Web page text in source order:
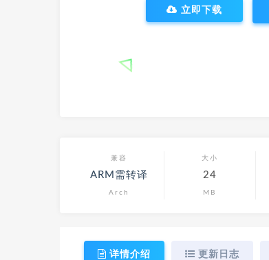
立即下载
兼容
ARM需转译
Arch
大小
24
MB
详情介绍 更新日志